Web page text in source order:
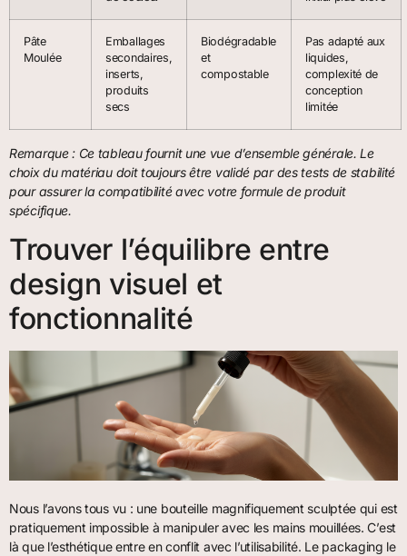
Pâte
Moulée
Emballages
secondaires,
inserts,
produits
secs
Biodégradable
et
compostable
Pas adapté aux
liquides,
complexité de
conception
limitée
Remarque : Ce tableau fournit une vue d’ensemble générale. Le
choix du matériau doit toujours être validé par des tests de stabilité
pour assurer la compatibilité avec votre formule de produit
spécifique.
Trouver l’équilibre entre
design visuel et
fonctionnalité
Nous l’avons tous vu : une bouteille magnifiquement sculptée qui est
pratiquement impossible à manipuler avec les mains mouillées. C’est
là que l’esthétique entre en conflit avec l’utilisabilité. Le packaging le